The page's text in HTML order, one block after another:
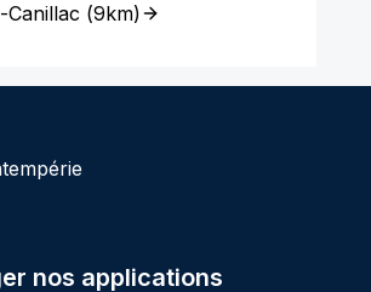
Canillac (9km)
nos applications